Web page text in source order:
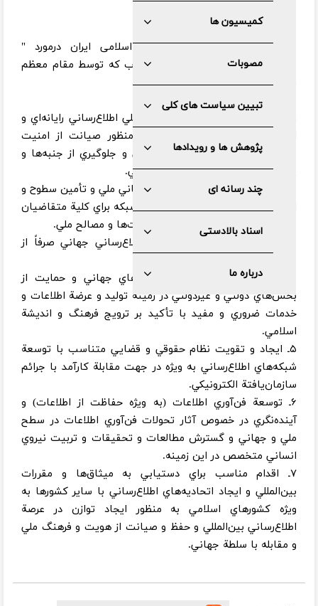
کمیسیون ها
مصوبات
تبیین سیاست های کلی
پژوهش ها و رویدادها
چند رسانه ای
اسناد بالادستی
درباره ما
سياست‌هاي كلي نظام جمهوری اسلامی ایران درمورد "
شبكه‌هاي اطلاع‌رساني رايانه‌اي" مصوب که توسط مقام معظم
رهبری ابلاغ گردیده است:
۱ـ ايجاد، ساماندهي و تقويت نظام ملي اطلاع‌رساني رايانه‌اي و
اعمال تدابير و نظارت‌هاي لازم به منظور صيانت از امنيت
سياسي، فرهنگي، اقتصادي، اجتماعي و جلوگيري از جنبه‌ها و
پيامدهاي منفي شبكه‌هاي اطلاع‌رساني.
۲ـ توسعة كمي وكيفي شبكة اطلاع‌رساني ملي و تأمين سطوح و
انواع مختلف خدمات و امكانات اين شبكه براي كلية متقاضيان
به تناسب نياز آنان و با رعايت اولويت‌ها و مصالح ملي.
۳ـ ايجاد دسترسي به شبكه‌هاي اطلاع‌رساني جهاني صرفاً از
۴ـ حضور فعال و اثرگذار در شبكه‌هاي جهاني و حمايت از
بخش‌هاي دولتي و غيردولتي در زمينة توليد و عرضة اطلاعات و
خدمات ضروري و مفيد با تأكيد بر ترويج فرهنگ و انديشة
اسلامي.
۵ـ ايجاد و تقويت نظام حقوقي و قضايي متناسب با توسعة
شبكه‌هاي اطلاع‌رساني به ويژه در جهت مقابلة كارآمد با جرائم
سازمان‌يافتة الكترونيكي.
۶ـ توسعة فن‌آوري اطلاعات (به ويژه حفاظت از اطلاعات) و
آينده‌نگري در خصوص آثار تحولات فن‌آوري اطلاعات در سطح
ملي و جهاني و گسترش مطالعات و تحقيقات و تربيت نيروي
انساني متخصص در اين زمينه.
۷ـ اقدام مناسب براي دستيابي به ميثاق‌ها و مقررات
بين‌المللي و ايجاد اتحاديه‌هاي اطلاع‌رساني با ساير كشورها به
ويژه كشورهاي اسلامي به منظور ايجاد توازن در عرصة
اطلاع‌رساني بين‌المللي و حفظ و صيانت از هويت و فرهنگ ملي
و مقابله با سلطة جهاني.